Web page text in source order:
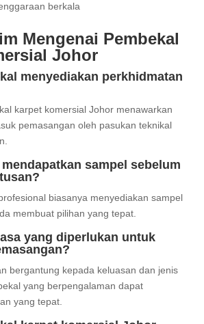
berkala
Mengenai Pembekal
Johor
menyediakan perkhidmatan
karpet komersial Johor menawarkan
pemasangan oleh pasukan teknikal
sampel sebelum
biasanya menyediakan sampel
membuat pilihan yang tepat.
yang diperlukan untuk
bergantung kepada keluasan dan jenis
yang berpengalaman dapat
yang tepat.